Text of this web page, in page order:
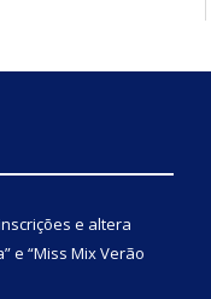
e altera
e “Miss Mix Verão